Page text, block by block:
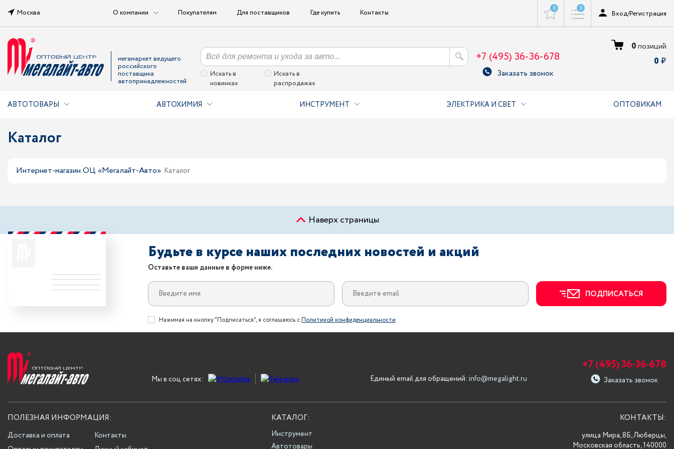
Москва О компании Покупателям Для поставщиков Где купить Контакты 0 0
Вход/Регистрация
мегамаркет ведущего
российского
поставщика
автопринадлежностей
Искать в
новинках
Искать в
распродажах
+7 (495) 36-36-678
Заказать звонок
0позиций
0
АВТОТОВАРЫ АВТОХИМИЯ ИНСТРУМЕНТ ЭЛЕКТРИКА И СВЕТ ОПТОВИКАМ
Каталог
Интернет-магазин ОЦ «Мегалайт-Авто» Каталог
Наверх страницы
Будьте в курсе наших последних новостей и акций
Оставьте ваши данные в форме ниже.
ПОДПИСАТЬСЯ
Нажимая на кнопку "Подписаться", я соглашаюсь сПолитикой конфиденциальности
Мы в соц сетях: Единый email для обращений: info@megalight.ru
+7 (495) 36-36-678
Заказать звонок
ПОЛЕЗНАЯ ИНФОРМАЦИЯ:
Доставка и оплата
Контакты
КАТАЛОГ:
Инструмент
Автотовары
КОНТАКТЫ:
улица Мира, 8Б, Люберцы,
Московская область, 140000